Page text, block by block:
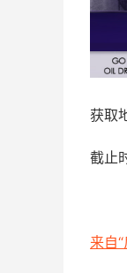
获取
截止
来自